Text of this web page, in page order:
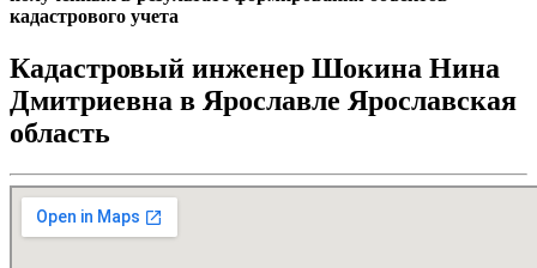
кадастрового учета
Кадастровый инженер Шокина Нина
Дмитриевна в Ярославле Ярославская
область